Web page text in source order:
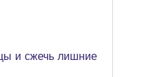
и сжечь лишние